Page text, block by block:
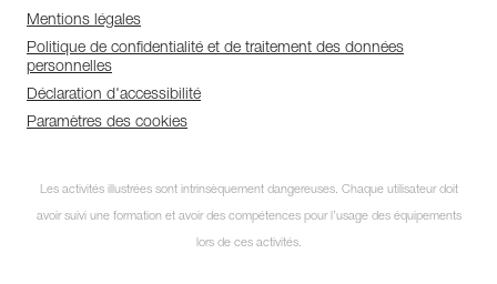
Mentions légales
Politique de confidentialité et de traitement des données
personnelles
Déclaration d'accessibilité
Paramètres des cookies
Les activités illustrées sont intrinsèquement dangereuses. Chaque utilisateur doit
avoir suivi une formation et avoir des compétences pour l’usage des équipements
lors de ces activités.